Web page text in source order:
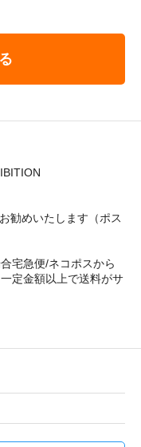
勧めいたします（ポス
宅急便/ネコポスから
定金額以上で送料がサ